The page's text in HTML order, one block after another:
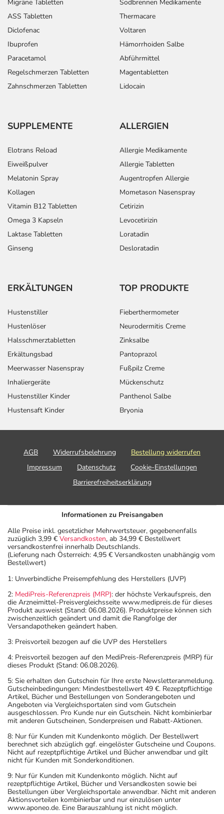
Migräne Tabletten
ASS Tabletten
Diclofenac
Ibuprofen
Paracetamol
Regelschmerzen Tabletten
Zahnschmerzen Tabletten
Sodbrennen Medikamente
Thermacare
Voltaren
Hämorrhoiden Salbe
Abführmittel
Magentabletten
Lidocain
SUPPLEMENTE
Elotrans Reload
Eiweißpulver
Melatonin Spray
Kollagen
Vitamin B12 Tabletten
Omega 3 Kapseln
Laktase Tabletten
Ginseng
ALLERGIEN
Allergie Medikamente
Allergie Tabletten
Augentropfen Allergie
Mometason Nasenspray
Cetirizin
Levocetirizin
Loratadin
Desloratadin
ERKÄLTUNGEN
Hustenstiller
Hustenlöser
Halsschmerztabletten
Erkältungsbad
Meerwasser Nasenspray
Inhaliergeräte
Hustenstiller Kinder
Hustensaft Kinder
TOP PRODUKTE
Fieberthermometer
Neurodermitis Creme
Zinksalbe
Pantoprazol
Fußpilz Creme
Mückenschutz
Panthenol Salbe
Bryonia
AGB Widerrufsbelehrung
Bestellung widerrufen
Impressum
Datenschutz
Cookie-Einstellungen
Barrierefreiheitserklärung
Informationen zu Preisangaben
Alle Preise inkl. gesetzlicher Mehrwertsteuer, gegebenenfalls
zuzüglich 3,99 € Versandkosten, ab 34,99 € Bestellwert
versandkostenfrei innerhalb Deutschlands.
(Lieferung nach Österreich: 4,95 € Versandkosten unabhängig vom
Bestellwert)
1: Unverbindliche Preisempfehlung des Herstellers (UVP)
2: MediPreis-Referenzpreis (MRP): der höchste Verkaufspreis, den
die Arzneimittel-Preisvergleichsseite www.medipreis.de für dieses
Produkt ausweist (Stand: 06.08.2026). Produktpreise können sich
zwischenzeitlich geändert und damit die Rangfolge der
Versandapotheken geändert haben.
3: Preisvorteil bezogen auf die UVP des Herstellers
4: Preisvorteil bezogen auf den MediPreis-Referenzpreis (MRP) für
dieses Produkt (Stand: 06.08.2026).
5: Sie erhalten den Gutschein für Ihre erste Newsletteranmeldung.
Gutscheinbedingungen: Mindestbestellwert 49 €. Rezeptpflichtige
Artikel, Bücher und Bestellungen von Sonderangeboten und
Angeboten via Vergleichsportalen sind vom Gutschein
ausgeschlossen. Pro Kunde nur ein Gutschein. Nicht kombinierbar
mit anderen Gutscheinen, Sonderpreisen und Rabatt-Aktionen.
8: Nur für Kunden mit Kundenkonto möglich. Der Bestellwert
berechnet sich abzüglich ggf. eingelöster Gutscheine und Coupons.
Nicht auf rezeptpflichtige Artikel und Bücher anwendbar und gilt
nicht für Kunden mit Sonderkonditionen.
9: Nur für Kunden mit Kundenkonto möglich. Nicht auf
rezeptpflichtige Artikel, Bücher und Versandkosten sowie bei
Bestellungen über Vergleichsportale anwendbar. Nicht mit anderen
Aktionsvorteilen kombinierbar und nur einzulösen unter
www.aponeo.de. Eine Barauszahlung ist nicht möglich.